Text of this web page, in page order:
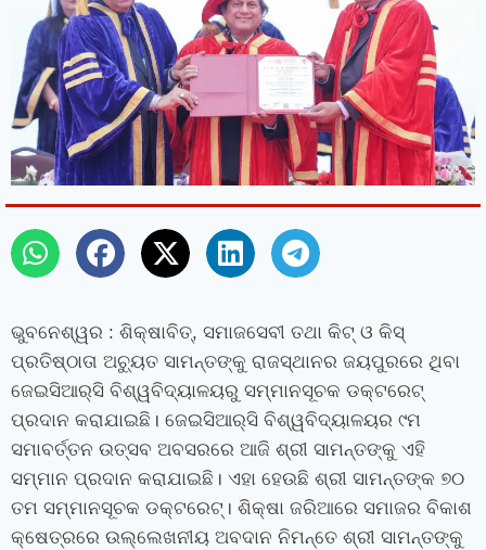
ଭୁବନେଶ୍ୱର : ଶିକ୍ଷାବିତ୍‌, ସମାଜସେବୀ ତଥା କିଟ୍ ଓ କିସ୍
ପ୍ରତିଷ୍ଠାତା ଅଚ୍ୟୁତ ସାମନ୍ତଙ୍କୁ ରାଜସ୍ଥାନର ଜୟପୁରରେ ଥିବା
ଜେଇସିଆର୍‍ସି ବିଶ୍ୱବିଦ୍ୟାଳୟରୁ ସମ୍ମାନସୂଚକ ଡକ୍ଟରେଟ୍‍
ପ୍ରଦାନ କରାଯାଇଛି। ଜେଇସିଆର୍‍ସି ବିଶ୍ୱବିଦ୍ୟାଳୟର ୯ମ
ସମାବର୍ତ୍ତନ ଉତ୍ସବ ଅବସରରେ ଆଜି ଶ୍ରୀ ସାମନ୍ତଙ୍କୁ ଏହି
ସମ୍ମାନ ପ୍ରଦାନ କରାଯାଇଛି। ଏହା ହେଉଛି ଶ୍ରୀ ସାମନ୍ତଙ୍କ ୭୦
ତମ ସମ୍ମାନସୂଚକ ଡକ୍ଟରେଟ୍। ଶିକ୍ଷା ଜରିଆରେ ସମାଜର ବିକାଶ
କ୍ଷେତ୍ରରେ ଉଲ୍ଲେଖନୀୟ ଅବଦାନ ନିମନ୍ତେ ଶ୍ରୀ ସାମନ୍ତଙ୍କୁ